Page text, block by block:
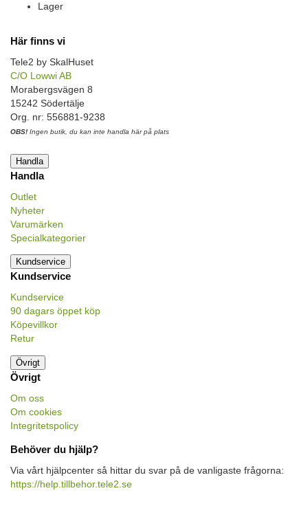
Lager
Här finns vi
Tele2 by SkalHuset
C/O Lowwi AB
Morabergsvägen 8
15242 Södertälje
Org. nr: 556881-9238
OBS! Ingen butik, du kan inte handla här på plats
Handla
Handla
Outlet
Nyheter
Varumärken
Specialkategorier
Kundservice
Kundservice
Kundservice
90 dagars öppet köp
Köpevillkor
Retur
Övrigt
Övrigt
Om oss
Om cookies
Integritetspolicy
Behöver du hjälp?
Via vårt hjälpcenter så hittar du svar på de vanligaste frågorna:
https://help.tillbehor.tele2.se